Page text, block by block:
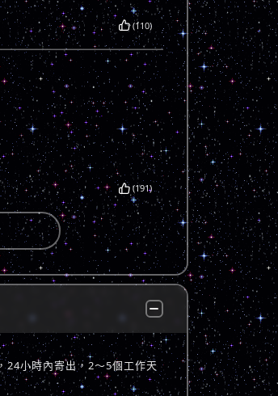
(110)
(191)
24小時內寄出，2～5個工作天